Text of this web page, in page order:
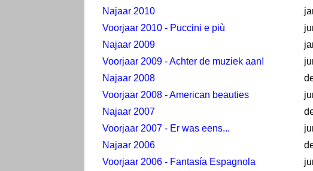
Najaar 2010
Voorjaar 2010 - Puccini e più
Najaar 2009
Voorjaar 2009 - Achter de muziek aan!
Najaar 2008
Voorjaar 2008 - American beauties
Najaar 2007
Voorjaar 2007 - Er was eens...
Najaar 2006
Voorjaar 2006 - Fantasía Espagnola